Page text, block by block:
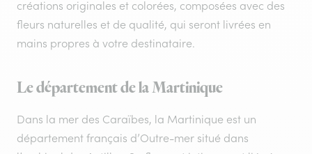
créations originales et colorées, composées avec des
fleurs naturelles et de qualité, qui seront livrées en
mains propres à votre destinataire.
Le département de la Martinique
Dans la mer des Caraïbes, la Martinique est un
département français d’Outre-mer situé dans